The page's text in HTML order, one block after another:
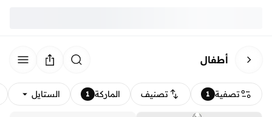
أطفال
تصفية 1 تصنيف الماركة 1 الستايل